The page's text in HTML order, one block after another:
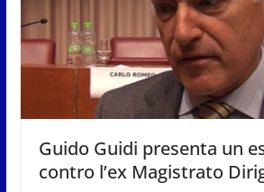
Guido Guidi presenta un
contro l’ex Magistrato